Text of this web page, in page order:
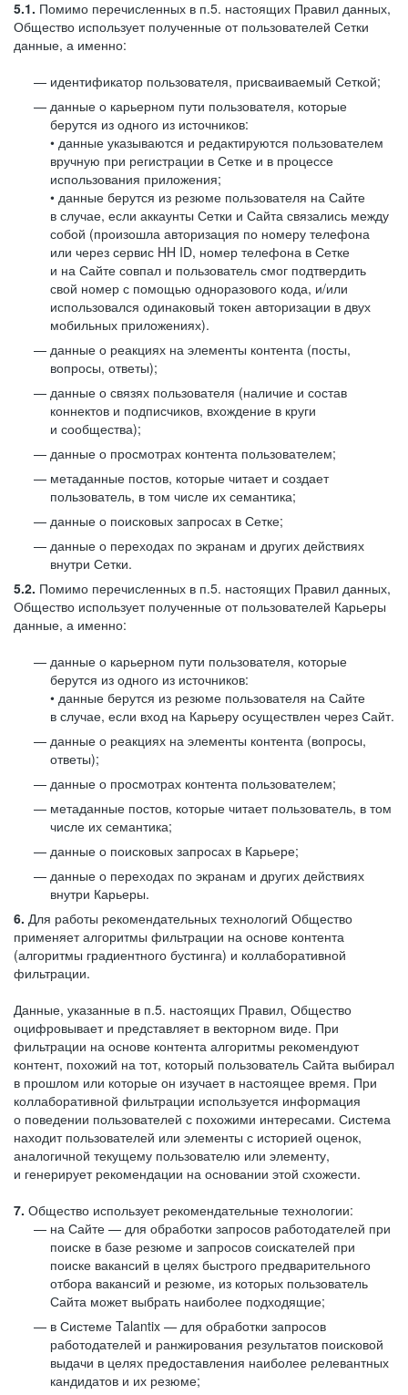
5.1. Помимо перечисленных в п.5. настоящих Правил данных,
Общество использует полученные от пользователей Сетки
данные, а именно:
идентификатор пользователя, присваиваемый Сеткой;
данные о карьерном пути пользователя, которые
берутся из одного из источников:
• данные указываются и редактируются пользователем
вручную при регистрации в Сетке и в процессе
использования приложения;
• данные берутся из резюме пользователя на Сайте
в случае, если аккаунты Сетки и Сайта связались между
собой (произошла авторизация по номеру телефона
или через сервис HH ID, номер телефона в Сетке
и на Сайте совпал и пользователь смог подтвердить
свой номер с помощью одноразового кода, и/или
использовался одинаковый токен авторизации в двух
мобильных приложениях).
данные о реакциях на элементы контента (посты,
вопросы, ответы);
данные о связях пользователя (наличие и состав
коннектов и подписчиков, вхождение в круги
и сообщества);
данные о просмотрах контента пользователем;
метаданные постов, которые читает и создает
пользователь, в том числе их семантика;
данные о поисковых запросах в Сетке;
данные о переходах по экранам и других действиях
внутри Сетки.
5.2. Помимо перечисленных в п.5. настоящих Правил данных,
Общество использует полученные от пользователей Карьеры
данные, а именно:
данные о карьерном пути пользователя, которые
берутся из одного из источников:
• данные берутся из резюме пользователя на Сайте
в случае, если вход на Карьеру осуществлен через Сайт.
данные о реакциях на элементы контента (вопросы,
ответы);
данные о просмотрах контента пользователем;
метаданные постов, которые читает пользователь, в том
числе их семантика;
данные о поисковых запросах в Карьере;
данные о переходах по экранам и других действиях
внутри Карьеры.
6. Для работы рекомендательных технологий Общество
применяет алгоритмы фильтрации на основе контента
(алгоритмы градиентного бустинга) и коллаборативной
фильтрации.
Данные, указанные в п.5. настоящих Правил, Общество
оцифровывает и представляет в векторном виде. При
фильтрации на основе контента алгоритмы рекомендуют
контент, похожий на тот, который пользователь Сайта выбирал
в прошлом или которые он изучает в настоящее время. При
коллаборативной фильтрации используется информация
о поведении пользователей с похожими интересами. Система
находит пользователей или элементы с историей оценок,
аналогичной текущему пользователю или элементу,
и генерирует рекомендации на основании этой схожести.
7. Общество использует рекомендательные технологии:
на Сайте — для обработки запросов работодателей при
поиске в базе резюме и запросов соискателей при
поиске вакансий в целях быстрого предварительного
отбора вакансий и резюме, из которых пользователь
Сайта может выбрать наиболее подходящие;
в Системе Talantix — для обработки запросов
работодателей и ранжирования результатов поисковой
выдачи в целях предоставления наиболее релевантных
кандидатов и их резюме;